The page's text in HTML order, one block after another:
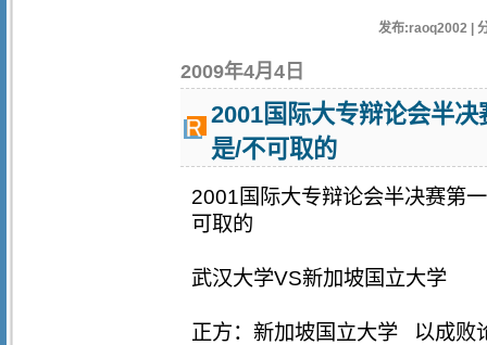
发布:raoq2002 |
2009年4月4日
2001国际大专辩论会半
是/不可取的
2001国际大专辩论会半决赛第
可取的
武汉大学VS新加坡国立大学
正方：新加坡国立大学 以成败